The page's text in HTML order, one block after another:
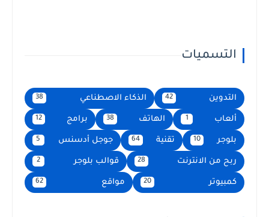
التسميات
التدوين 42 الذكاء الاصطناعي 38
ألعاب 1 الهاتف 38 برامج 12
بلوجر 10 تقنية 64 جوجل أدسنس 5
ربح من الانترنت 28 قوالب بلوجر 2
كمبيوتر 20 مواقع 62